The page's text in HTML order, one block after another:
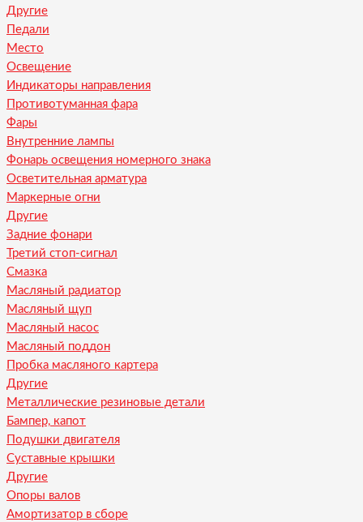
Другие
Педали
Место
Освещение
Индикаторы направления
Противотуманная фара
Фары
Внутренние лампы
Фонарь освещения номерного знака
Осветительная арматура
Маркерные огни
Другие
Задние фонари
Третий стоп-сигнал
Смазка
Масляный радиатор
Масляный щуп
Масляный насос
Масляный поддон
Пробка масляного картера
Другие
Металлические резиновые детали
Бампер, капот
Подушки двигателя
Суставные крышки
Другие
Опоры валов
Амортизатор в сборе